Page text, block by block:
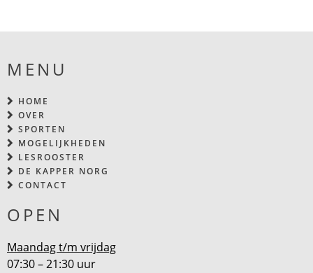
MENU
HOME
OVER
SPORTEN
MOGELIJKHEDEN
LESROOSTER
DE KAPPER NORG
CONTACT
OPEN
Maandag t/m vrijdag
07:30 – 21:30 uur